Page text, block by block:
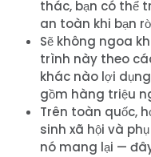
thác, bạn có thể
an toàn khi bạn
Sẽ không ngoa
trình này theo
khác nào lợi
gồm hàng triệu
Trên toàn quốc,
sinh xã hội và
nó mang lại —